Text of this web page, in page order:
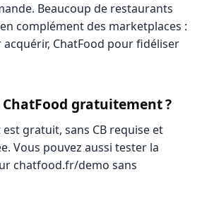
Beaucoup de restaurants
complément des marketplaces :
ChatFood pour fidéliser
ChatFood gratuitement ?
gratuit, sans CB requise et
Vous pouvez aussi tester la
chatfood.fr/demo sans